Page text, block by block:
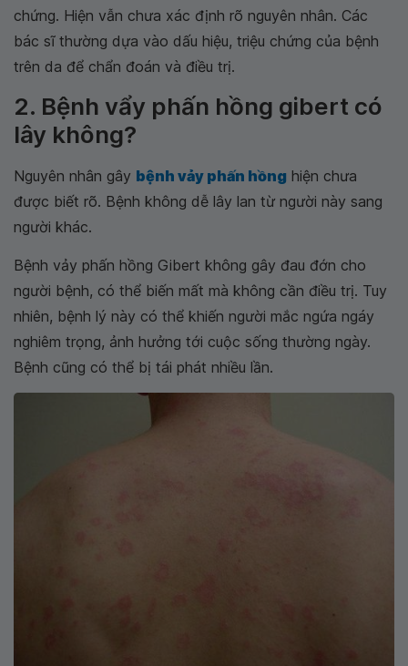
chứng. Hiện vẫn chưa xác định rõ nguyên nhân. Các
bác sĩ thường dựa vào dấu hiệu, triệu chứng của bệnh
trên da để chẩn đoán và điều trị.
2. Bệnh vẩy phấn hồng gibert có
lây không?
Nguyên nhân gây bệnh vảy phấn hồng hiện chưa
được biết rõ. Bệnh không dễ lây lan từ người này sang
người khác.
Bệnh vảy phấn hồng Gibert không gây đau đớn cho
người bệnh, có thể biến mất mà không cần điều trị. Tuy
nhiên, bệnh lý này có thể khiến người mắc ngứa ngáy
nghiêm trọng, ảnh hưởng tới cuộc sống thường ngày.
Bệnh cũng có thể bị tái phát nhiều lần.